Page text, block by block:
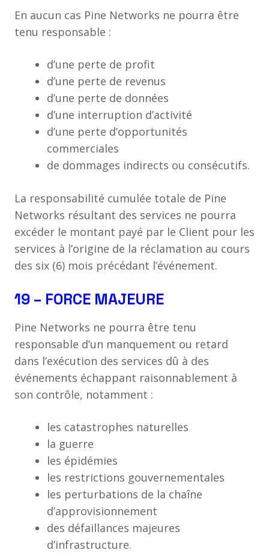
En aucun cas Pine Networks ne pourra être
tenu responsable :
d’une perte de profit
d’une perte de revenus
d’une perte de données
d’une interruption d’activité
d’une perte d’opportunités
commerciales
de dommages indirects ou consécutifs.
La responsabilité cumulée totale de Pine
Networks résultant des services ne pourra
excéder le montant payé par le Client pour les
services à l’origine de la réclamation au cours
des six (6) mois précédant l’événement.
19 – FORCE MAJEURE
Pine Networks ne pourra être tenu
responsable d’un manquement ou retard
dans l’exécution des services dû à des
événements échappant raisonnablement à
son contrôle, notamment :
les catastrophes naturelles
la guerre
les épidémies
les restrictions gouvernementales
les perturbations de la chaîne
d’approvisionnement
des défaillances majeures
d’infrastructure.